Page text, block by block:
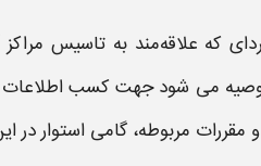
که علاقه‌مند به تاسیس
می شود جهت کسب اطلاعات
مقررات مربوطه، گامی استوار در